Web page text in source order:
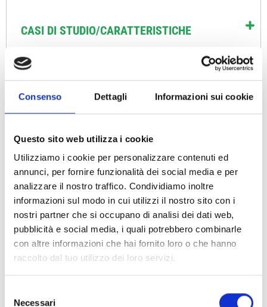
Consenso Dettagli Informazioni sui cookie
Questo sito web utilizza i cookie
Utilizziamo i cookie per personalizzare contenuti ed
annunci, per fornire funzionalità dei social media e per
analizzare il nostro traffico. Condividiamo inoltre
informazioni sul modo in cui utilizzi il nostro sito con i
nostri partner che si occupano di analisi dei dati web,
pubblicità e social media, i quali potrebbero combinarle
con altre informazioni che hai fornito loro o che hanno
raccolto dal tuo utilizzo dei loro servizi.
delNecessari
CASI DI STUDIO/CARATTERISTICHE
INFORMAZIONI TECNICHE
ULTERIORI INFORMAZIONI
PRODOTTI CORRELATI